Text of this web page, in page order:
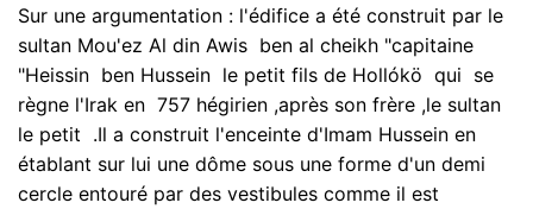
Sur une argumentation : l'édifice a été construit par le
sultan Mou'ez Al din Awis ben al cheikh "capitaine
"Heissin ben Hussein le petit fils de Hollókö qui se
règne l'Irak en 757 hégirien ,après son frère ,le sultan
le petit .Il a construit l'enceinte d'Imam Hussein en
établant sur lui une dôme sous une forme d'un demi
cercle entouré par des vestibules comme il est